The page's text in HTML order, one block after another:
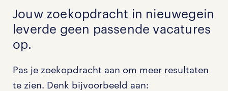
Jouw zoekopdracht in nieuwegein
leverde geen passende vacatures
op.
Pas je zoekopdracht aan om meer resultaten
te zien. Denk bijvoorbeeld aan: